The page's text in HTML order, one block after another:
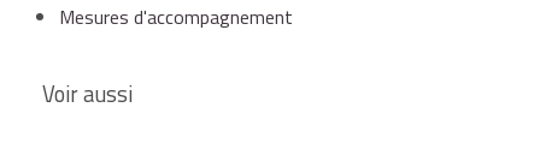
Mesures d'accompagnement
Voir aussi